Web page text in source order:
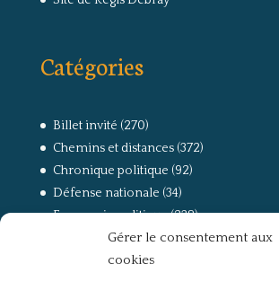
Gérer le consentement aux
cookies
Catégories
Billet invité (270)
Chemins et distances(372)
Chronique politique (92)
Défense nationale (34)
Economie politique(238)
(168)
La guerre, la Résistance et la Déportation